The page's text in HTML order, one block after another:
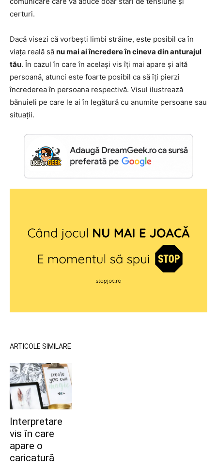
certuri.
Dacă visezi că vorbești limbi străine, este posibil ca în
viața reală să nu mai ai încredere în cineva din anturajul
tău. În cazul în care în același vis îți mai apare și altă
persoană, atunci este foarte posibil ca să îți pierzi
încrederea în persoana respectivă. Visul ilustrează
bănuieli pe care le ai în legătură cu anumite persoane sau
situații.
ARTICOLE SIMILARE
Interpretare
vis în care
apare o
caricatură